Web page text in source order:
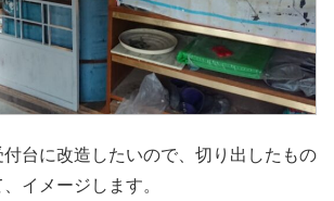
台に改造したいので、切り出したもの
イメージします。